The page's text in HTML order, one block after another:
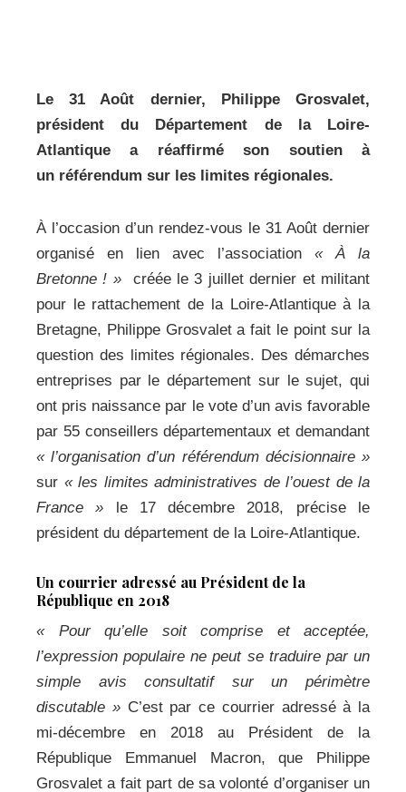
Le 31 Août dernier, Philippe Grosvalet,
président du Département de la Loire-
Atlantique a réaffirmé son soutien à
un référendum sur les limites régionales.
À l’occasion d’un rendez-vous le 31 Août dernier
organisé en lien avec l’association « À la
Bretonne ! »
créée le 3 juillet dernier et militant
pour le rattachement de la Loire-Atlantique à la
Bretagne, Philippe Grosvalet a fait le point sur la
question des limites régionales. Des démarches
entreprises par le département sur le sujet, qui
ont pris naissance par le vote d’un avis favorable
par 55 conseillers départementaux et demandant
« l’organisation d’un référendum décisionnaire »
sur « les limites administratives de l’ouest de la
France » le 17 décembre 2018, précise le
président du département de la Loire-Atlantique.
Un courrier adressé au Président de la
République en 2018
« Pour qu’elle soit comprise et acceptée,
l’expression populaire ne peut se traduire par un
simple avis consultatif sur un périmètre
discutable »C’est par ce courrier adressé à la
mi-décembre en 2018 au Président de la
République Emmanuel Macron, que Philippe
Grosvalet a fait part de sa volonté d’organiser un